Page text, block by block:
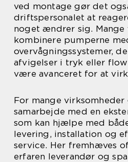
ved montage gør det
driftspersonalet at
noget ændrer sig.
kombinere pumperne
overvågningssystemer,
afvigelser i tryk eller
være avanceret for at
For mange
samarbejde med en
som kan hjælpe med
levering, installation og
service. Her fremhæves
erfaren leverandør og